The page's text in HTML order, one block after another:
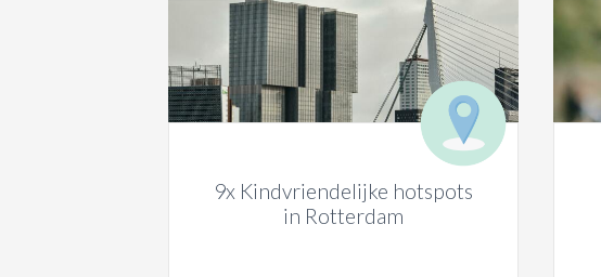
9x Kindvriendelijke hotspots
in Rotterdam